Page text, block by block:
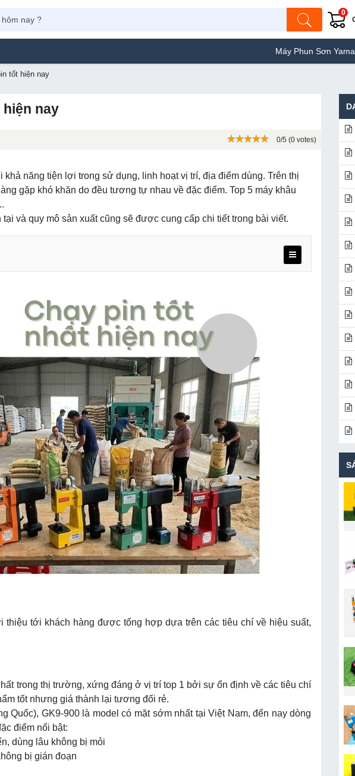
0
Máy Phun Sơn Yamafuji Lựa
tốt hiện nay
hiện nay
0/5 (0 votes)
năng tiện lợi trong sử dụng, linh hoạt vị trí, địa điểm dùng. Trên thị
gặp khó khăn do đều tương tự nhau về đặc điểm. Top 5 máy khâu
và quy mô sản xuất cũng sẽ được cung cấp chi tiết trong bài viết.
tới khách hàng được tổng hợp dựa trên các tiêu chí về hiệu suất,
trong thị trường, xứng đáng ở vị trí top 1 bởi sự ổn định về các tiêu chí
tốt nhưng giá thành lại tương đối rẻ.
Quốc), GK9-900 là model có mặt sớm nhất tại Việt Nam, đến nay dòng
điểm nổi bật:
dùng lâu không bị mỏi
bị gián đoạn